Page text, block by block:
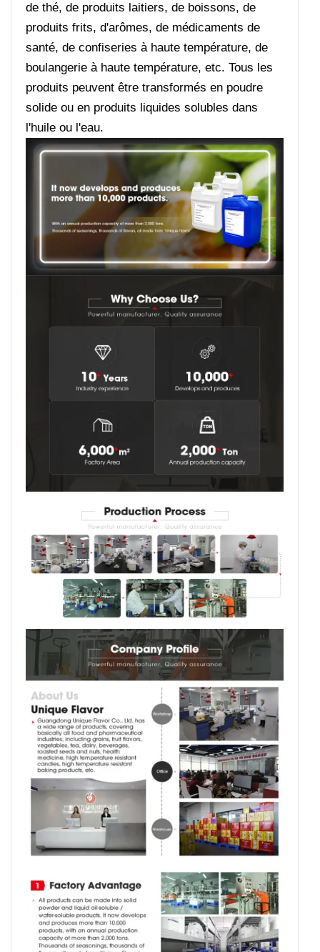
de thé, de produits laitiers, de boissons, de
produits frits, d'arômes, de médicaments de
santé, de confiseries à haute température, de
boulangerie à haute température, etc. Tous les
produits peuvent être transformés en poudre
solide ou en produits liquides solubles dans
l'huile ou l'eau.